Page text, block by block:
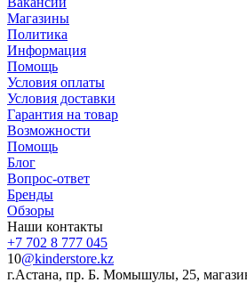
Магазины
Политика
Информация
Помощь
Условия оплаты
Условия доставки
Гарантия на товар
Возможности
Помощь
Блог
Вопрос-ответ
Бренды
Обзоры
Наши контакты
+7 702 8 777 045
10@kinderstore.kz
г.Астана, пр. Б. Момышулы, 25,